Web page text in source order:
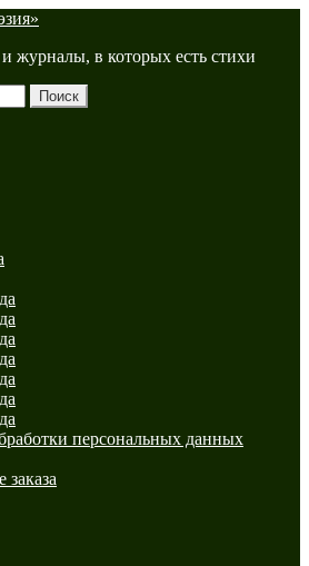
журналы, в которых есть стихи
Поиск
персональных данных